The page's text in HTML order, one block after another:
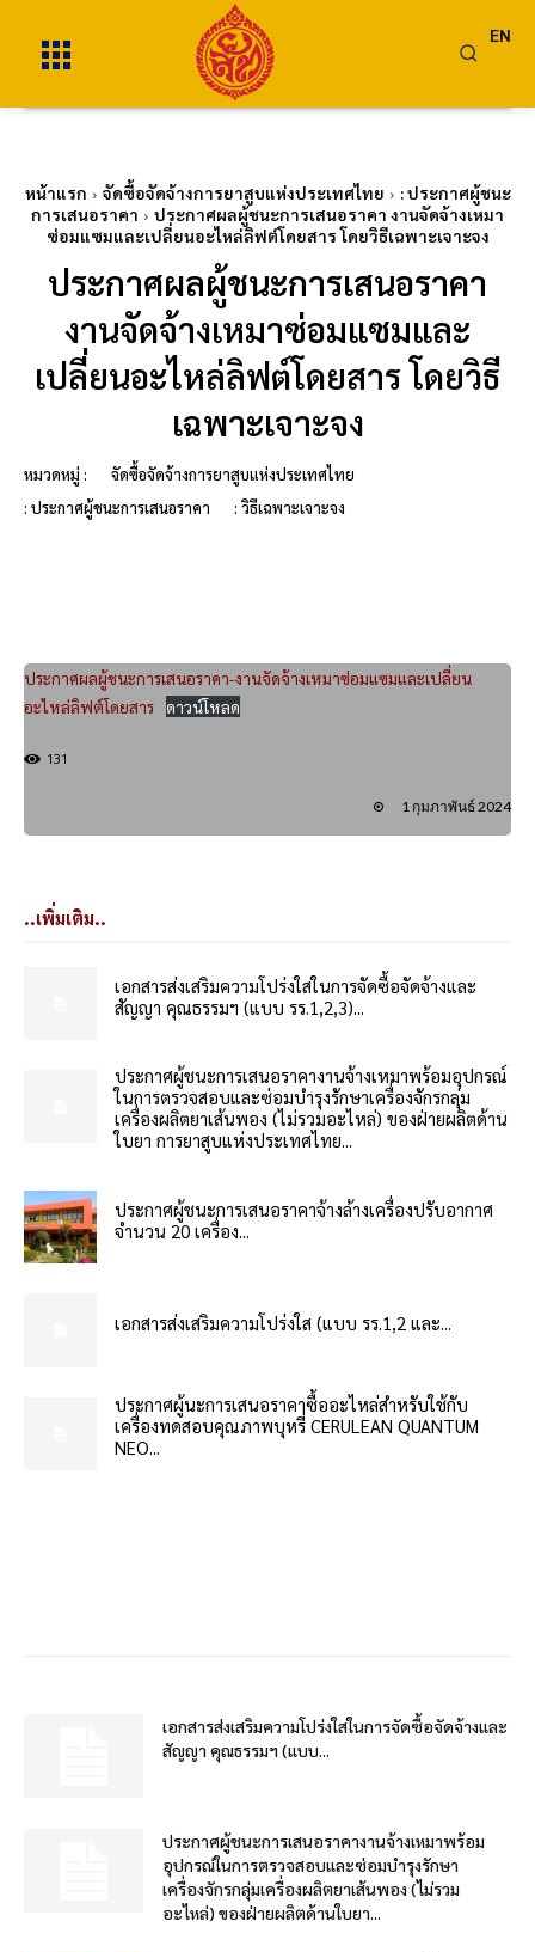
EN
หน้าแรก จัดซื้อจัดจ้างการยาสูบแห่งประเทศไทย
: ประกาศผู้ชนะ
การเสนอราคา
ประกาศผลผู้ชนะการเสนอราคา งานจัดจ้างเหมา
ซ่อมแซมและเปลี่ยนอะไหล่ลิฟต์โดยสาร โดยวิธีเฉพาะเจาะจง
ประกาศผลผู้ชนะการเสนอราคา
งานจัดจ้างเหมาซ่อมแซมและ
เปลี่ยนอะไหล่ลิฟต์โดยสาร โดยวิธี
เฉพาะเจาะจง
หมวดหมู่ :
จัดซื้อจัดจ้างการยาสูบแห่งประเทศไทย
: ประกาศผู้ชนะการเสนอราคา
: วิธีเฉพาะเจาะจง
ประกาศผลผู้ชนะการเสนอราคา-งานจัดจ้างเหมาซ่อมแซมและเปลี่ยน
อะไหล่ลิฟต์โดยสาร
ดาวน์โหลด
131
1 กุมภาพันธ์ 2024
..เพิ่มเติม..
เอกสารส่งเสริมความโปร่งใสในการจัดซื้อจัดจ้างและ
สัญญา คุณธรรมฯ (แบบ รร.1,2,3)...
ประกาศผู้ชนะการเสนอราคางานจ้างเหมาพร้อมอุปกรณ์
ในการตรวจสอบและซ่อมบำรุงรักษาเครื่องจักรกลุ่ม
เครื่องผลิตยาเส้นพอง (ไม่รวมอะไหล่) ของฝ่ายผลิตด้าน
ใบยา การยาสูบแห่งประเทศไทย...
ประกาศผู้ชนะการเสนอราคาจ้างล้างเครื่องปรับอากาศ
จำนวน 20 เครื่อง...
เอกสารส่งเสริมความโปร่งใส (แบบ รร.1,2 และ...
ประกาศผู้นะการเสนอราคาซื้ออะไหล่สำหรับใช้กับ
เครื่องทดสอบคุณภาพบุหรี่ CERULEAN QUANTUM
NEO...
เอกสารส่งเสริมความโปร่งใสในการจัดซื้อจัดจ้างและ
สัญญา คุณธรรมฯ (แบบ...
ประกาศผู้ชนะการเสนอราคางานจ้างเหมาพร้อม
อุปกรณ์ในการตรวจสอบและซ่อมบำรุงรักษา
เครื่องจักรกลุ่มเครื่องผลิตยาเส้นพอง (ไม่รวม
อะไหล่) ของฝ่ายผลิตด้านใบยา...